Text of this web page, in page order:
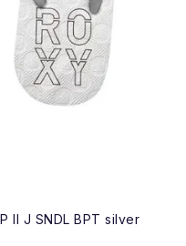
II J SNDL BPT silver